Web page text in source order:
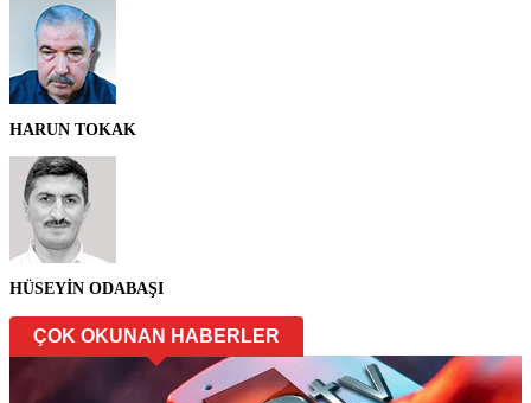
HARUN TOKAK
HÜSEYİN ODABAŞI
ÇOK OKUNAN HABERLER